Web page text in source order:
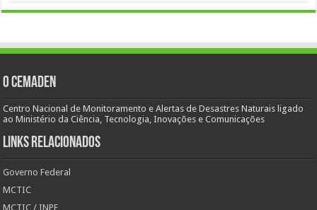
O Cemaden
Centro Nacional de Monitoramento e Alertas de Desastres Naturais ligado
ao Ministério da Ciência, Tecnologia, Inovações e Comunicações
Links Relacionados
Governo Federal
MCTIC
MCTIC / INPE